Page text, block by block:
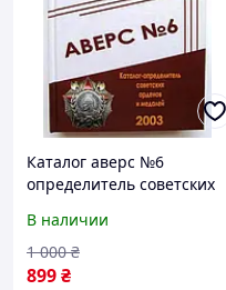
Каталог аверс №6
определитель советских
Brand Кривцов В.Д. 2003
(hub_gaav0t)
В наличии
899₴
1 000 ₴